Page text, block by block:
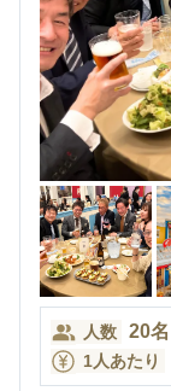
人数 20名
1人あたり